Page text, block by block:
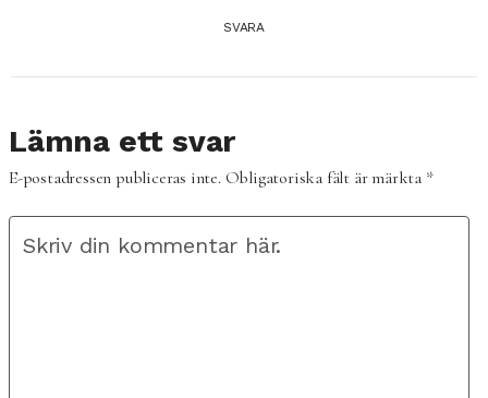
SVARA
Lämna ett svar
E-postadressen publiceras inte.Obligatoriska fält är märkta *